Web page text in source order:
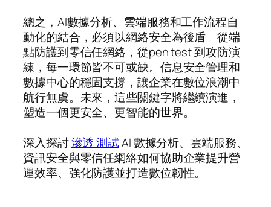
總之，AI數據分析、雲端服務和工作流程自
動化的結合，必須以網絡安全為後盾。從端
點防護到零信任網絡，從pen test 到攻防演
練，每一環節皆不可或缺。信息安全管理和
數據中心的穩固支撐，讓企業在數位浪潮中
航行無虞。未來，這些關鍵字將繼續演進，
塑造一個更安全、更智能的世界。
深入探討滲透 測試AI 數據分析、雲端服務、
資訊安全與零信任網絡如何協助企業提升營
運效率、強化防護並打造數位韌性。